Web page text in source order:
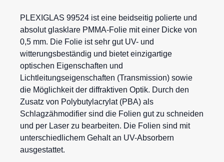
PLEXIGLAS 99524 ist eine beidseitig polierte und
absolut glasklare PMMA-Folie mit einer Dicke von
0,5 mm. Die Folie ist sehr gut UV- und
witterungsbeständig und bietet einzigartige
optischen Eigenschaften und
Lichtleitungseigenschaften (Transmission) sowie
die Möglichkeit der diffraktiven Optik. Durch den
Zusatz von Polybutylacrylat (PBA) als
Schlagzähmodifier sind die Folien gut zu schneiden
und per Laser zu bearbeiten. Die Folien sind mit
unterschiedlichem Gehalt an UV-Absorbern
ausgestattet.